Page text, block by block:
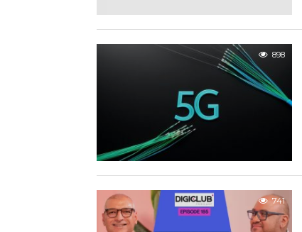
898
741